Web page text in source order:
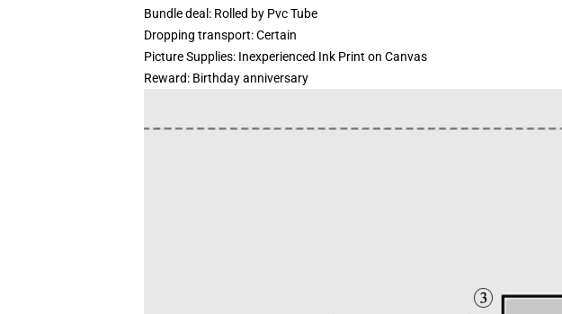
Bundle deal: Rolled by Pvc Tube
Dropping transport:Certain
Picture Supplies: Inexperienced Ink Print on Canvas
Reward: Birthday anniversary